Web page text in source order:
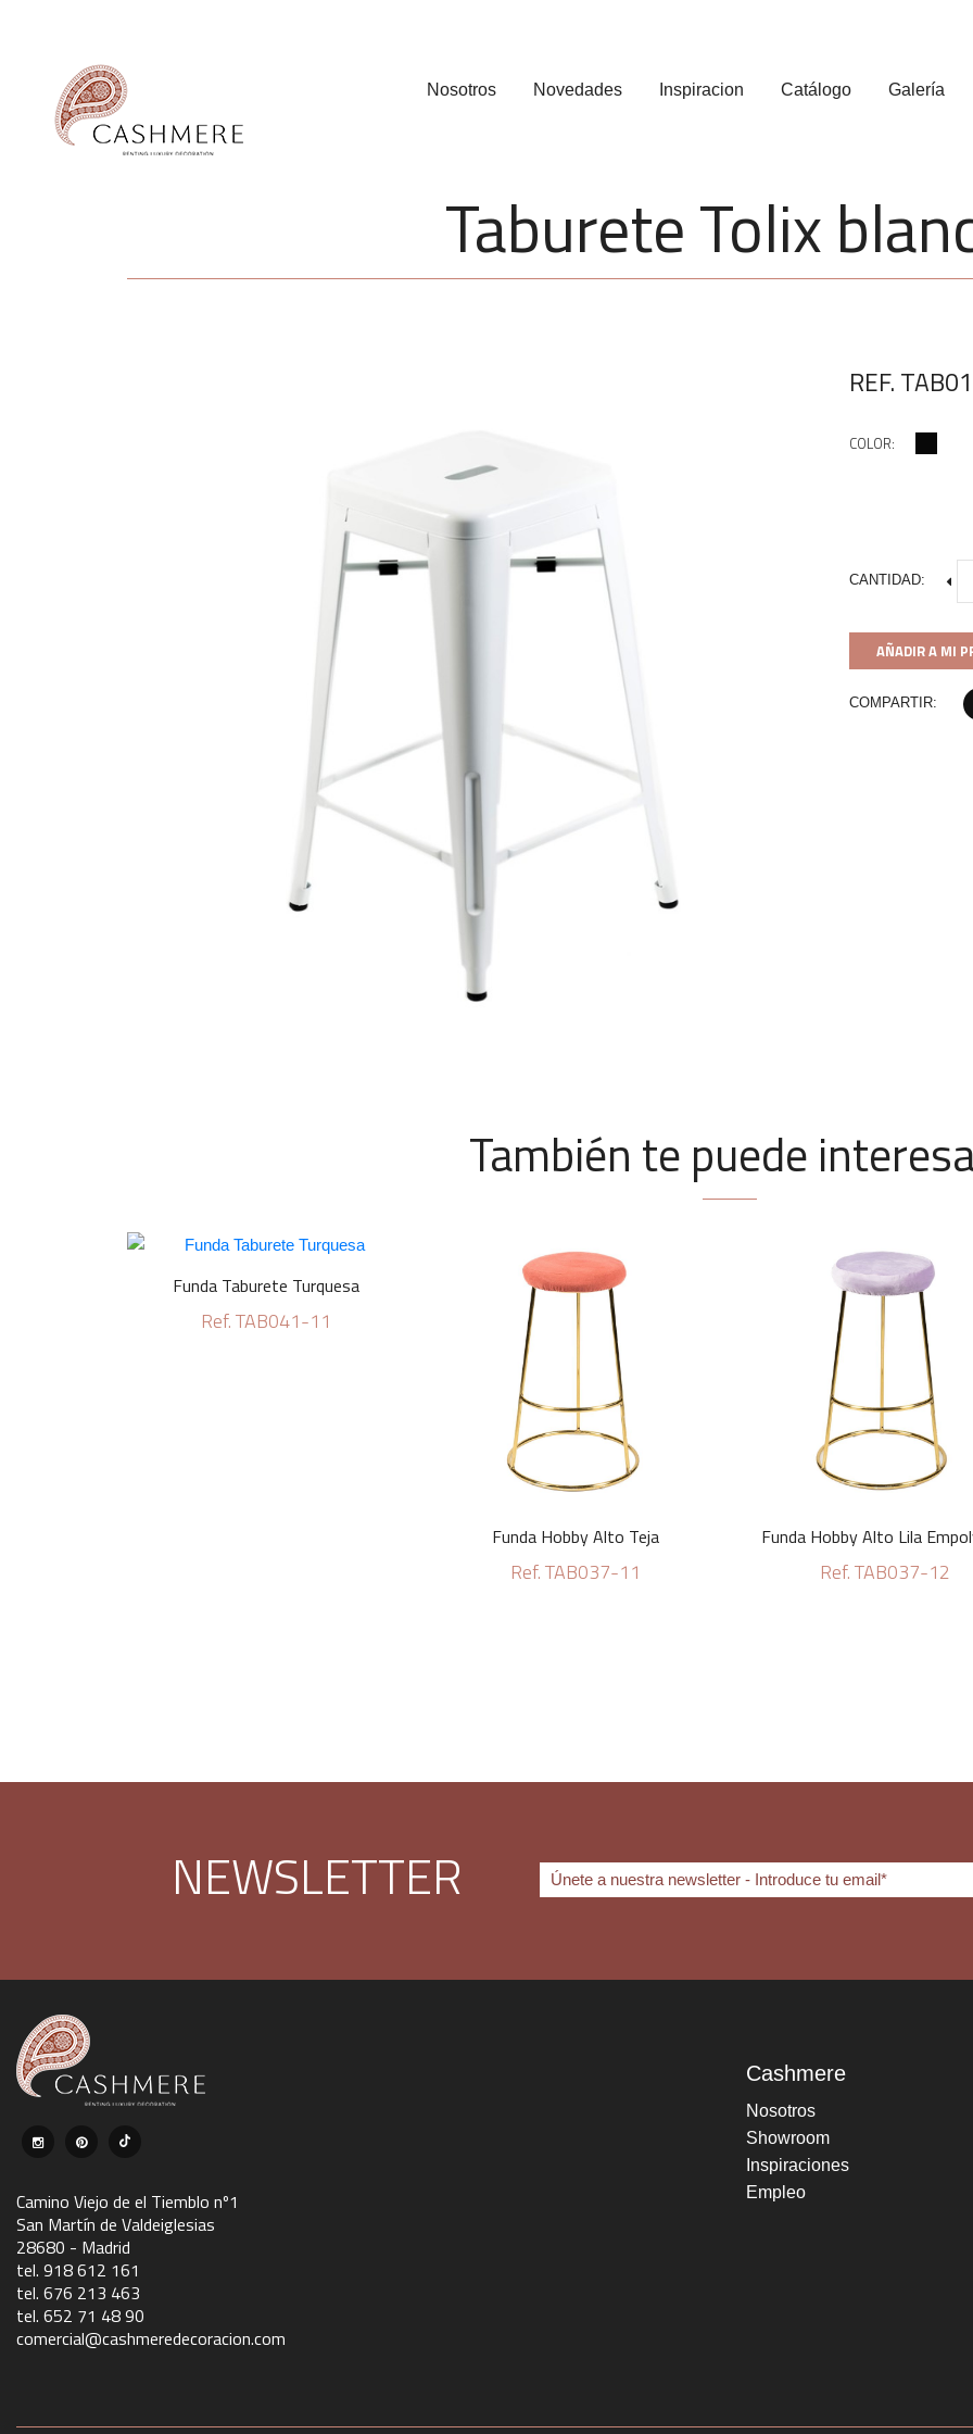
Nosotros Novedades Inspiracion Catálogo Galería
Taburete Tolix
REF.
COLOR:
CANTIDAD:
AÑADIR A MI
COMPARTIR:
También te puede
Funda Taburete Turquesa
Ref. TAB041-11
Funda Hobby Alto Teja
Ref. TAB037-11
Funda Hobby Alto Lila
Ref. TAB037-12
NEWSLETTER
Camino Viejo de el Tiemblo nº1
San Martín de Valdeiglesias
28680 - Madrid
tel. 918 612 161
tel. 676 213 463
tel. 652 71 48 90
comercial@cashmeredecoracion.com
Cashmere
Nosotros
Showroom
Inspiraciones
Empleo